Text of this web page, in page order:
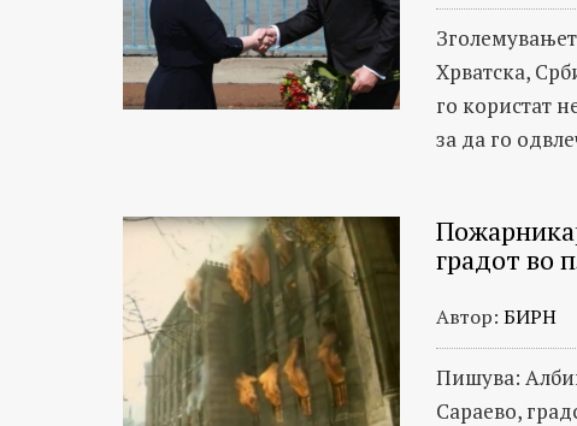
Хрватска,
го користат
за да го
градот во
Автор: БИРН
Пишува:
Сараево,